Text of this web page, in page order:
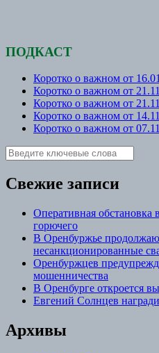
ПОДКАСТ
Коротко о важном от
Коротко о важном от
Коротко о важном от
Коротко о важном от
Коротко о важном от
Свежие записи
Оперативная обстановка
горючего
В Оренбуржье
несанкционированные
Оренбуржцев
мошенничества
В Оренбурге откроется
Евгений Солнцев
Архивы